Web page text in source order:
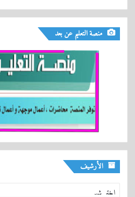
منصة التعليم عن بعد
الأرشيف